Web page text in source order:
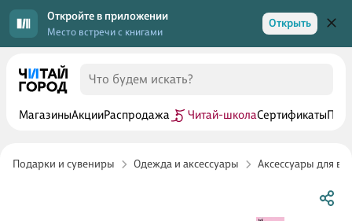
Откройте в приложении
Место встречи с книгами
Открыть
МагазиныАкцииРаспродажа Читай-школаСертификаты
Подарки и сувениры Одежда и аксессуары Аксессуары для